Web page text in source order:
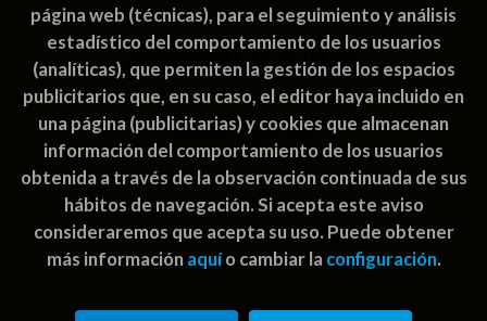
ATENCIÓN AL CLIENTE
Quiénes somos
Pedidos especiales
2026 ©Rayuela Guatemala | libros juegos. Todos los
página web (técnicas), para el seguimiento y análisis
estadístico del comportamiento de los usuarios
(analíticas), que permiten la gestión de los espacios
publicitarios que, en su caso, el editor haya incluido en
una página (publicitarias) y cookies que almacenan
información del comportamiento de los usuarios
obtenida a través de la observación continuada de sus
hábitos de navegación. Si acepta este aviso
consideraremos que acepta su uso. Puede obtener
más información aquío cambiar la configuración.